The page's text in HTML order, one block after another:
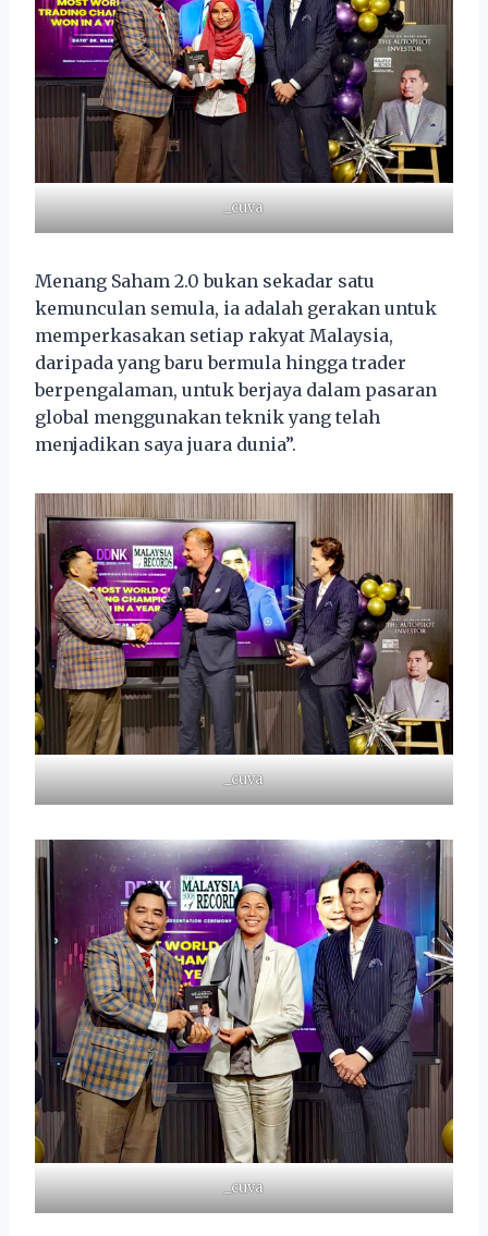
_cuva
Menang Saham 2.0 bukan sekadar satu
kemunculan semula, ia adalah gerakan untuk
memperkasakan setiap rakyat Malaysia,
daripada yang baru bermula hingga trader
berpengalaman, untuk berjaya dalam pasaran
global menggunakan teknik yang telah
menjadikan saya juara dunia”.
_cuva
_cuva